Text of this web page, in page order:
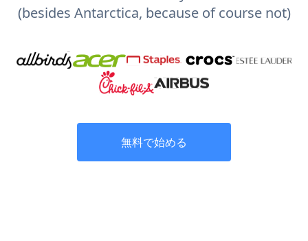
(besides Antarctica, because of course not)
無料で始める